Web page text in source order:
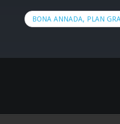
BONA ANNADA, PLAN